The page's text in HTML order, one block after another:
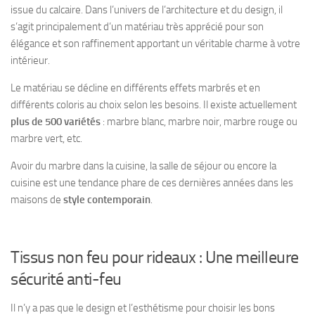
issue du calcaire. Dans l’univers de l’architecture et du design, il
s’agit principalement d’un matériau très apprécié pour son
élégance et son raffinement apportant un véritable charme à votre
intérieur.
Le matériau se décline en différents effets marbrés et en
différents coloris au choix selon les besoins. Il existe actuellement
plus de 500 variétés : marbre blanc, marbre noir, marbre rouge ou
marbre vert, etc.
Avoir du marbre dans la cuisine, la salle de séjour ou encore la
cuisine est une tendance phare de ces dernières années dans les
maisons de style contemporain.
Tissus non feu pour rideaux : Une meilleure
sécurité anti-feu
Il n’y a pas que le design et l’esthétisme pour choisir les bons